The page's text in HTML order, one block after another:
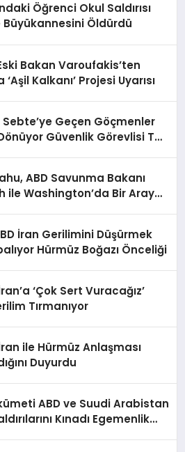
Öğrenci Okul Saldırısı
Öldürdü
Bakan Varoufakis’ten
‘Aşil Kalkanı’ Projesi Uyarısı
Sebte’ye Geçen Göçmenler
Güvenlik Görevlisi Taş
ABD Savunma Bakanı
ile Washington’da Bir Araya
İran Gerilimini Düşürmek
Hürmüz Boğazı Önceliği
‘Çok Sert Vuracağız’
Tırmanıyor
ile Hürmüz Anlaşması
Duyurdu
ABD ve Suudi Arabistan
Kınadı Egemenlik